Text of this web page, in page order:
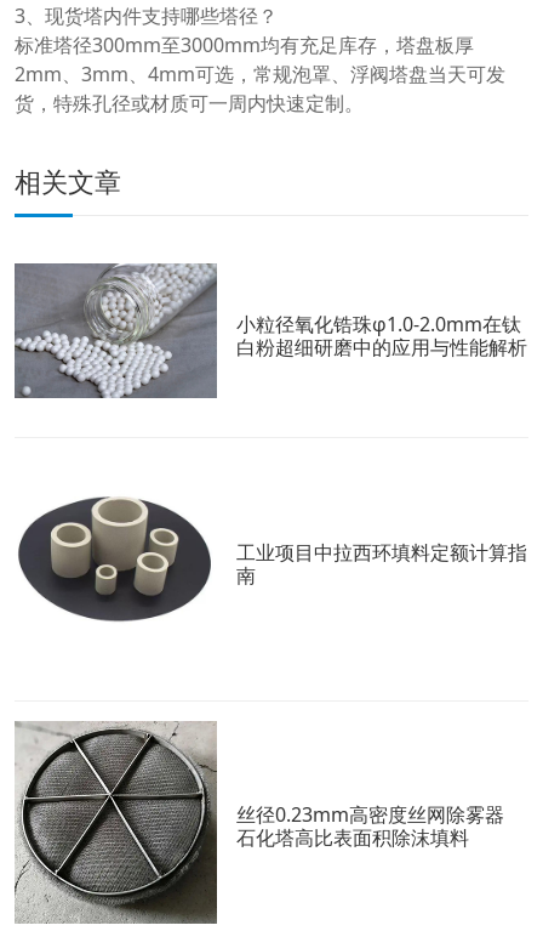
3、现货塔内件支持哪些塔径？
标准塔径300mm至3000mm均有充足库存，塔盘板厚
2mm、3mm、4mm可选，常规泡罩、浮阀塔盘当天可发
货，特殊孔径或材质可一周内快速定制。
相关文章
小粒径氧化锆珠φ1.0-2.0mm在钛
白粉超细研磨中的应用与性能解析
工业项目中拉西环填料定额计算指
南
丝径0.23mm高密度丝网除雾器
石化塔高比表面积除沫填料